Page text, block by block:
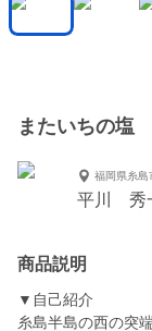
またいちの塩
福岡県糸島
平川 秀
商品説明
▼自己紹介
糸島半島の西の突